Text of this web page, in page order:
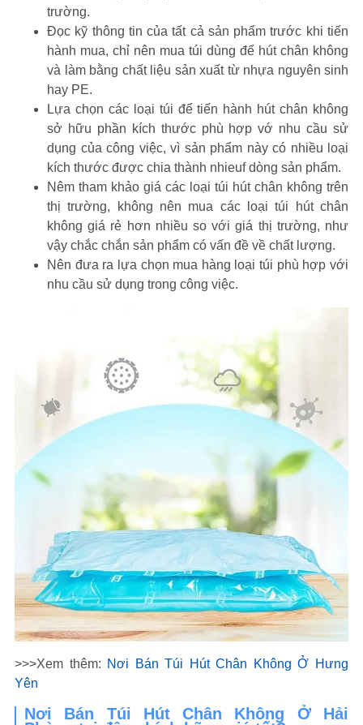
trường.
Đọc kỹ thông tin của tất cả sản phẩm trước khi tiến
hành mua, chỉ nên mua túi dùng để hút chân không
và làm bằng chất liệu sản xuất từ nhựa nguyên sinh
hay PE.
Lựa chọn các loại túi để tiến hành hút chân không
sở hữu phần kích thước phù hợp vớ nhu cầu sử
dụng của công việc, vì sản phẩm này có nhiều loại
kích thước được chia thành nhieuf dòng sản phẩm.
Nêm tham khảo giá các loại túi hút chân không trên
thị trường, không nên mua các loại túi hút chân
không giá rẻ hơn nhiều so với giá thị trường, như
vậy chắc chắn sản phẩm có vấn đề về chất lượng.
Nên đưa ra lựa chọn mua hàng loại túi phù hợp với
nhu cầu sử dụng trong công việc.
>>>Xem thêm: Nơi Bán Túi Hút Chân Không Ở Hưng
Yên
Nơi Bán Túi Hút Chân Không Ở Hải